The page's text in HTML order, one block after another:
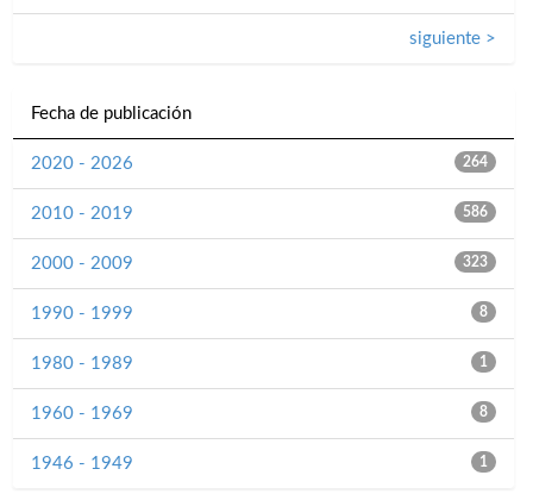
siguiente >
Fecha de publicación
264
2020 - 2026
586
2010 - 2019
323
2000 - 2009
8
1990 - 1999
1
1980 - 1989
8
1960 - 1969
1
1946 - 1949